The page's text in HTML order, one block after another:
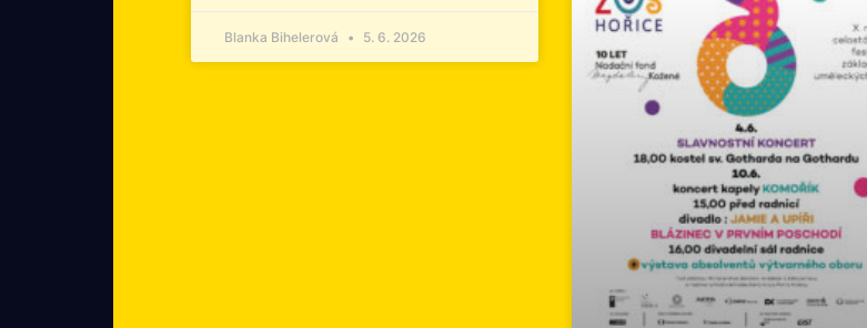
Blanka Bihelerová 5. 6. 2026